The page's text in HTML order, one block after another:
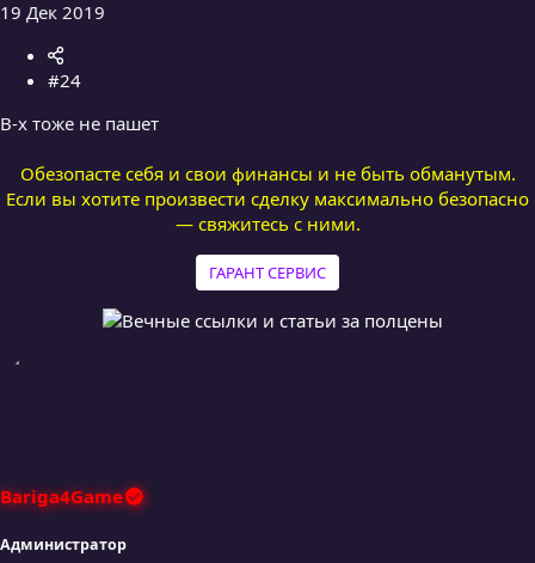
19 Дек 2019
#24
В-х тоже не пашет
Обезопасте себя и свои финансы и не быть обманутым.
Если вы хотите произвести сделку максимально безопасно
— свяжитесь с ними.
ГАРАНТ СЕРВИС
Bariga4Game
Администратор